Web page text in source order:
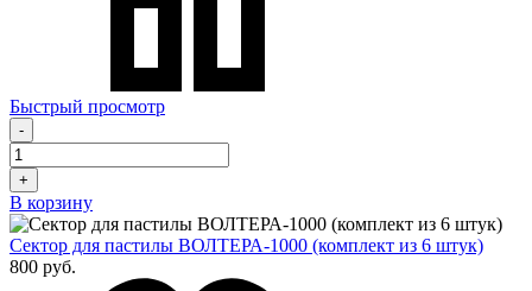
Быстрый просмотр
-
+
В корзину
Сектор для пастилы ВОЛТЕРА-1000 (комплект из 6 штук)
800 руб.